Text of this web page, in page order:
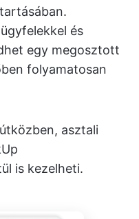
és
egy megosztott
folyamatosan
asztali
is kezelheti.